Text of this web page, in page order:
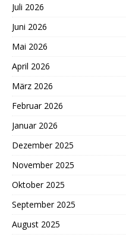
Juli 2026
Juni 2026
Mai 2026
April 2026
März 2026
Februar 2026
Januar 2026
Dezember 2025
November 2025
Oktober 2025
September 2025
August 2025